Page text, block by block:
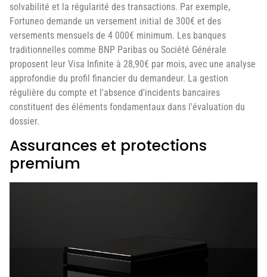
solvabilité et la régularité des transactions. Par exemple,
Fortuneo demande un versement initial de 300€ et des
versements mensuels de 4 000€ minimum. Les banques
traditionnelles comme BNP Paribas ou Société Générale
proposent leur Visa Infinite à 28,90€ par mois, avec une analyse
approfondie du profil financier du demandeur. La gestion
régulière du compte et l'absence d'incidents bancaires
constituent des éléments fondamentaux dans l'évaluation du
dossier.
Assurances et protections
premium